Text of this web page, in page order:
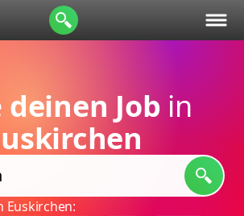
deinen Job in
Euskirchen: